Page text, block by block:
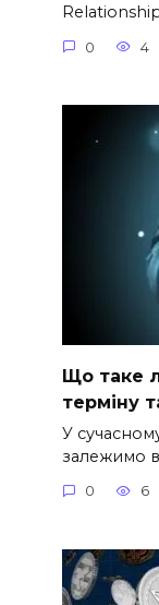
0 4
Що таке
терміну
У
залежимо
0 6